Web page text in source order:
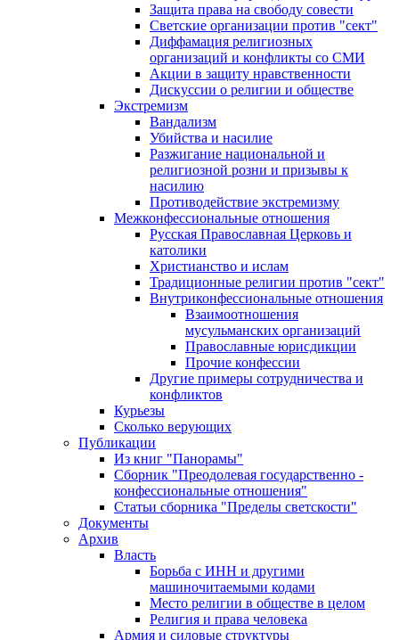
Защита права на свободу совести
Светские организации против "сект"
Диффамация религиозных
организаций и конфликты со СМИ
Акции в защиту нравственности
Дискуссии о религии и обществе
Экстремизм
Вандализм
Убийства и насилие
Разжигание национальной и
религиозной розни и призывы к
насилию
Противодействие экстремизму
Межконфессиональные отношения
Русская Православная Церковь и
католики
Христианство и ислам
Традиционные религии против "сект"
Внутриконфессиональные отношения
Взаимоотношения
мусульманских организаций
Православные юрисдикции
Прочие конфессии
Другие примеры сотрудничества и
конфликтов
Курьезы
Сколько верующих
Публикации
Из книг "Панорамы"
Сборник "Преодолевая государственно -
конфессиональные отношения"
Статьи сборника "Пределы светскости"
Документы
Архив
Власть
Борьба с ИНН и другими
машиночитаемыми кодами
Место религии в обществе в целом
Религия и права человека
Армия и силовые структуры